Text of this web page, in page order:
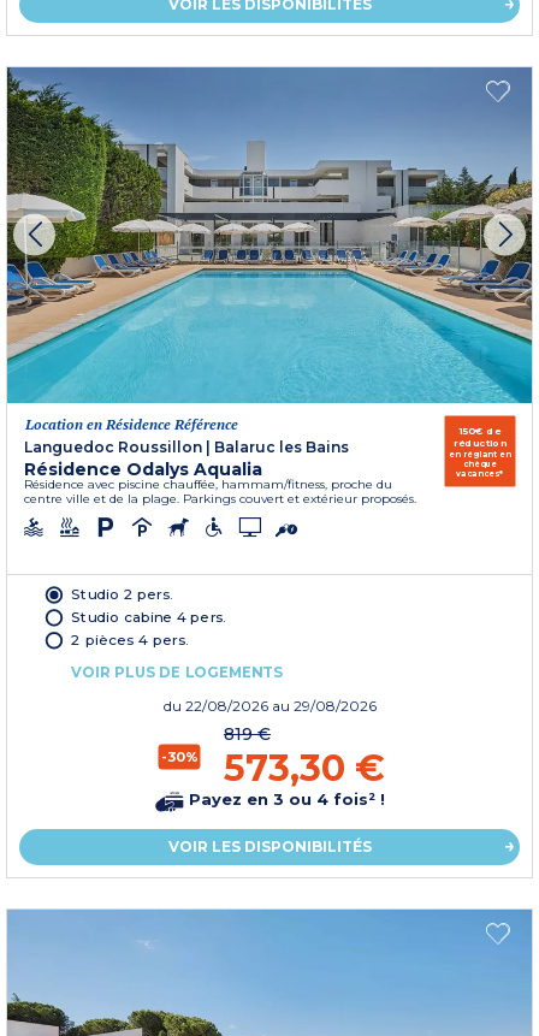
VOIR LES DISPONIBILITÉS
Location en Résidence Référence
Languedoc Roussillon | Balaruc les Bains
Résidence Odalys Aqualia
Résidence avec piscine chauffée, hammam/fitness, proche du
centre ville et de la plage. Parkings couvert et extérieur proposés.
150€ de
réduction
en réglant en
chèque
vacances*
Studio 2 pers.
Studio cabine 4 pers.
2 pièces 4 pers.
VOIR PLUS DE LOGEMENTS
du 22/08/2026 au 29/08/2026
-30%
819 €
573,30 €
Payez en 3 ou 4 fois² !
VOIR LES DISPONIBILITÉS